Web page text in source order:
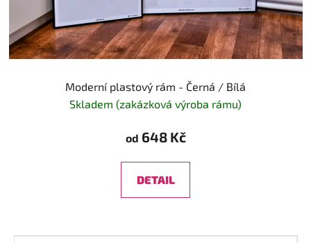
Moderní plastový rám - Černá / Bílá
Skladem (zakázková výroba rámu)
od 648 Kč
DETAIL